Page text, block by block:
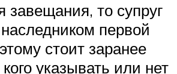
завещания, то супруг
первой
стоит заранее
указывать или нет